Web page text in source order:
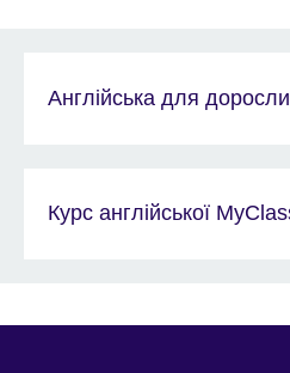
Англійська для
Курс англійської